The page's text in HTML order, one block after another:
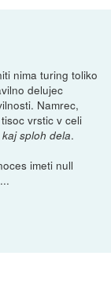
nima turing toliko
delujec
Namrec,
vrstic v celi
kaj sploh dela.
imeti null